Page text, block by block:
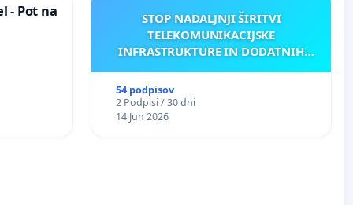
- Pot na
STOP NADALJNJI ŠIRITVI
TELEKOMUNIKACIJSKE
INFRASTRUKTURE IN DODATNIH
54 podpisov
2 Podpisi / 30 dni
14 Jun 2026